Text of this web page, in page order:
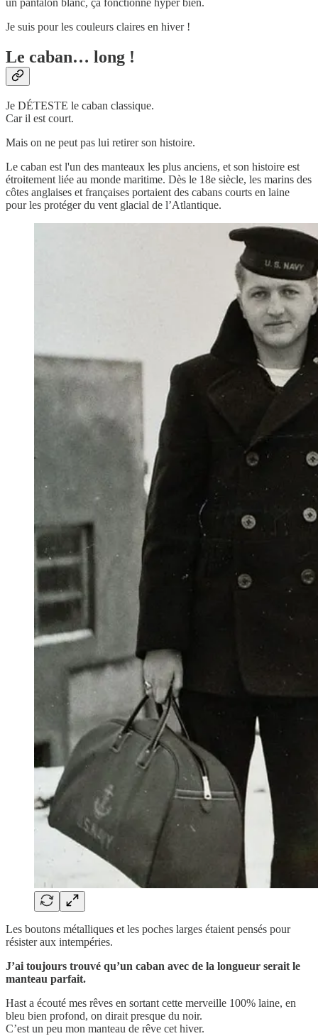
Je suis pour les couleurs claires en hiver !
Le caban… long !
Je DÉTESTE le caban classique.
Car il est court.
Mais on ne peut pas lui retirer son histoire.
Le caban est l'un des manteaux les plus anciens, et son histoire est
étroitement liée au monde maritime. Dès le 18e siècle, les marins des
côtes anglaises et françaises portaient des cabans courts en laine
pour les protéger du vent glacial de l’Atlantique.
Les boutons métalliques et les poches larges étaient pensés pour
résister aux intempéries.
J’ai toujours trouvé qu’un caban avec de la longueur serait le
manteau parfait.
Hast a écouté mes rêves en sortant cette merveille 100% laine, en
bleu bien profond, on dirait presque du noir.
C’est un peu mon manteau de rêve cet hiver.